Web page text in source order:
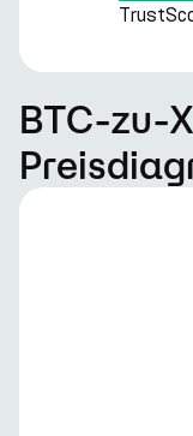
BTC-zu-